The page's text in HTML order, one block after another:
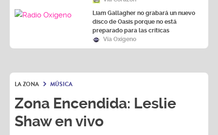
Liam Gallagher no grabará un nuevo
disco de Oasis porque no está
preparado para las críticas
Vía Oxígeno
LA ZONA MÚSICA
Zona Encendida: Leslie
Shaw en vivo